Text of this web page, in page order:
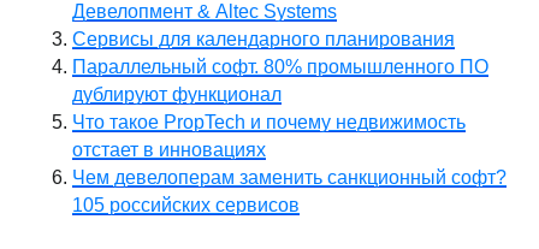
Девелопмент & Altec Systems
Сервисы для календарного планирования
Параллельный софт. 80% промышленного ПО
дублируют функционал
Что такое PropTech и почему недвижимость
отстает в инновациях
Чем девелоперам заменить санкционный софт?
105 российских сервисов